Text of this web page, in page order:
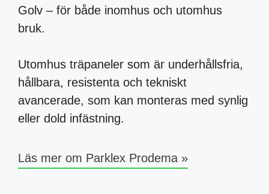
Golv – för både inomhus och utomhus
bruk.
Utomhus träpaneler som är underhållsfria,
hållbara, resistenta och tekniskt
avancerade, som kan monteras med synlig
eller dold infästning.
Läs mer om Parklex Prodema »